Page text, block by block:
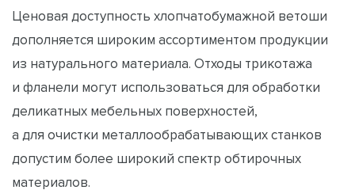
Ценовая доступность хлопчатобумажной ветоши
дополняется широким ассортиментом продукции
из натурального материала. Отходы трикотажа
и фланели могут использоваться для обработки
деликатных мебельных поверхностей,
а для очистки металлообрабатывающих станков
допустим более широкий спектр обтирочных
материалов.